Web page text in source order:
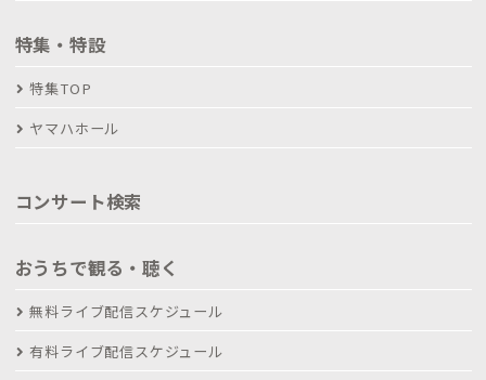
特集・特設
特集TOP
ヤマハホール
コンサート検索
おうちで観る・聴く
無料ライブ配信スケジュール
有料ライブ配信スケジュール